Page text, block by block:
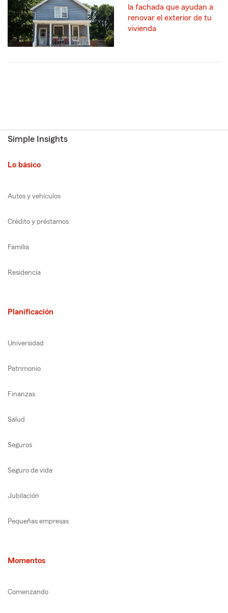
la fachada que ayudan a
renovar el exterior de tu
vivienda
Simple Insights
Lo básico
Autos y vehículos
Crédito y préstamos
Familia
Residencia
Planificación
Universidad
Patrimonio
Finanzas
Salud
Seguros
Seguro de vida
Jubilación
Pequeñas empresas
Momentos
Comenzando